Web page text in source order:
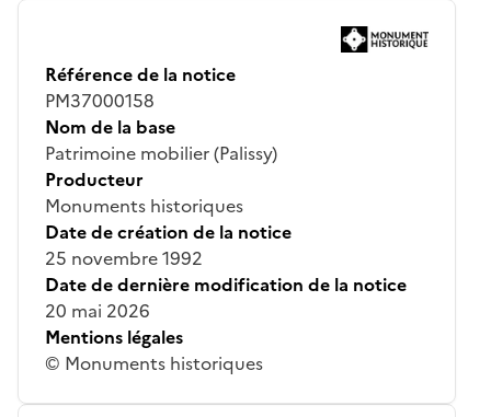
Référence de la notice
PM37000158
Nom de la base
Patrimoine mobilier (Palissy)
Producteur
Monuments historiques
Date de création de la notice
25 novembre 1992
Date de dernière modification de la notice
20 mai 2026
Mentions légales
© Monuments historiques